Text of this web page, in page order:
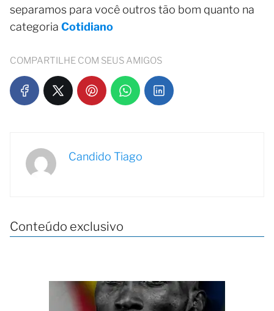
separamos para você outros tão bom quanto na
categoria Cotidiano
COMPARTILHE COM SEUS AMIGOS
Candido Tiago
Conteúdo exclusivo